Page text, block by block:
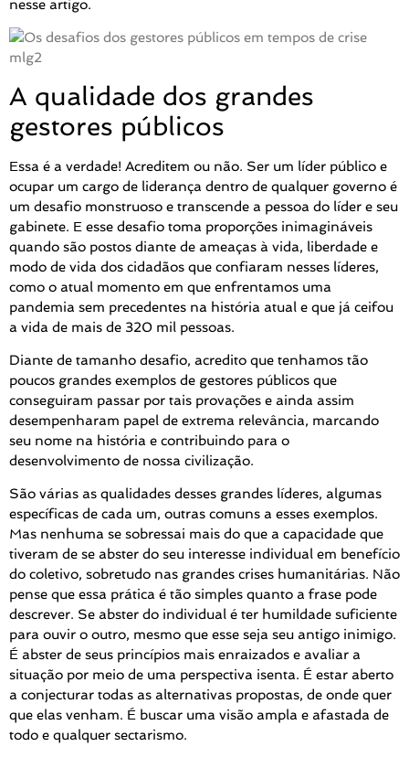
nesse artigo.
A qualidade dos grandes
gestores públicos
Essa é a verdade! Acreditem ou não. Ser um líder público e
ocupar um cargo de liderança dentro de qualquer governo é
um desafio monstruoso e transcende a pessoa do líder e seu
gabinete. E esse desafio toma proporções inimagináveis
quando são postos diante de ameaças à vida, liberdade e
modo de vida dos cidadãos que confiaram nesses líderes,
como o atual momento em que enfrentamos uma
pandemia sem precedentes na história atual e que já ceifou
a vida de mais de 320 mil pessoas.
Diante de tamanho desafio, acredito que tenhamos tão
poucos grandes exemplos de gestores públicos que
conseguiram passar por tais provações e ainda assim
desempenharam papel de extrema relevância, marcando
seu nome na história e contribuindo para o
desenvolvimento de nossa civilização.
São várias as qualidades desses grandes líderes, algumas
específicas de cada um, outras comuns a esses exemplos.
Mas nenhuma se sobressai mais do que a capacidade que
tiveram de se abster do seu interesse individual em benefício
do coletivo, sobretudo nas grandes crises humanitárias. Não
pense que essa prática é tão simples quanto a frase pode
descrever. Se abster do individual é ter humildade suficiente
para ouvir o outro, mesmo que esse seja seu antigo inimigo.
É abster de seus princípios mais enraizados e avaliar a
situação por meio de uma perspectiva isenta. É estar aberto
a conjecturar todas as alternativas propostas, de onde quer
que elas venham. É buscar uma visão ampla e afastada de
todo e qualquer sectarismo.